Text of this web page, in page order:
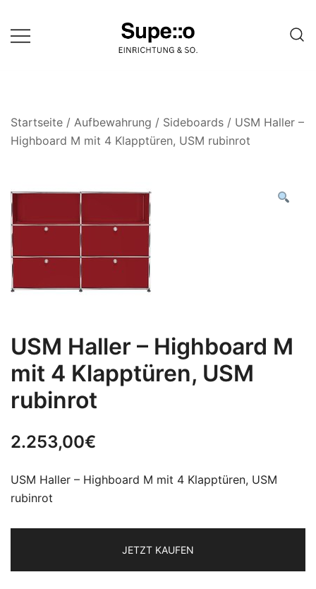
zum
Inhalt
einer Website
Startseite / Aufbewahrung / Sideboards / USM Haller –
Highboard M mit 4 Klapptüren, USM rubinrot
USM Haller – Highboard M
mit 4 Klapptüren, USM
rubinrot
2.253,00€
USM Haller – Highboard M mit 4 Klapptüren, USM
rubinrot
JETZT KAUFEN